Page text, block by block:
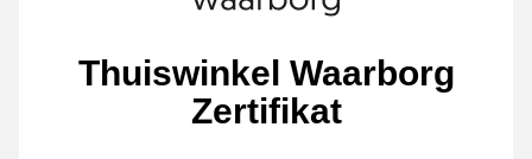
Thuiswinkel Waarborg
Zertifikat